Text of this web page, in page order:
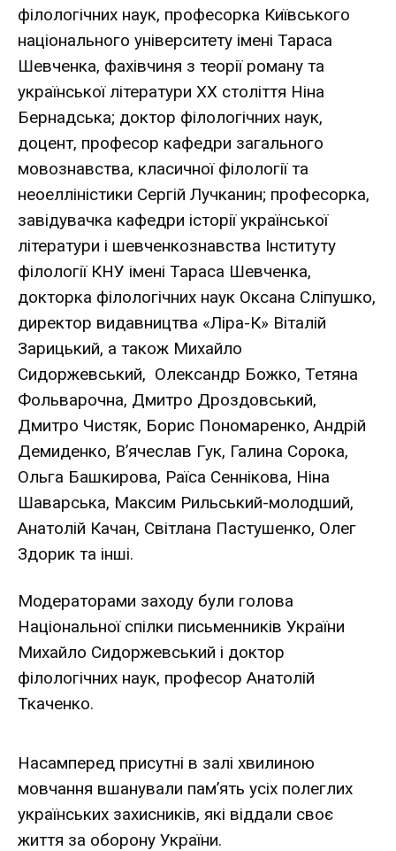
філологічних наук, професорка Київського
національного університету імені Тараса
Шевченка, фахівчиня з теорії роману та
української літератури ХХ століття Ніна
Бернадська; доктор філологічних наук,
доцент, професор кафедри загального
мовознавства, класичної філології та
неоелліністики Сергій Лучканин; професорка,
завідувачка кафедри історії української
літератури і шевченкознавства Інституту
філології КНУ імені Тараса Шевченка,
докторка філологічних наук Оксана Сліпушко,
директор видавництва «Ліра-К» Віталій
Зарицький, а також Михайло
Сидоржевський, Олександр Божко, Тетяна
Фольварочна, Дмитро Дроздовський,
Дмитро Чистяк, Борис Пономаренко, Андрій
Демиденко, В’ячеслав Гук, Галина Сорока,
Ольга Башкирова, Раїса Сеннікова, Ніна
Шаварська, Максим Рильський-молодший,
Анатолій Качан, Світлана Пастушенко, Олег
Здорик та інші.
Модераторами заходу були голова
Національної спілки письменників України
Михайло Сидоржевський і доктор
філологічних наук, професор Анатолій
Ткаченко.
Насамперед присутні в залі хвилиною
мовчання вшанували пам’ять усіх полеглих
українських захисників, які віддали своє
життя за оборону України.